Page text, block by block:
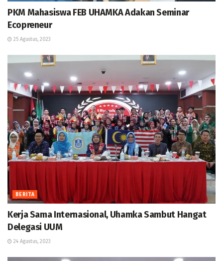
PKM Mahasiswa FEB UHAMKA Adakan Seminar
Ecopreneur
25 Agustus, 2023
BERITA
Kerja Sama Internasional, Uhamka Sambut Hangat
Delegasi UUM
24 Agustus, 2023